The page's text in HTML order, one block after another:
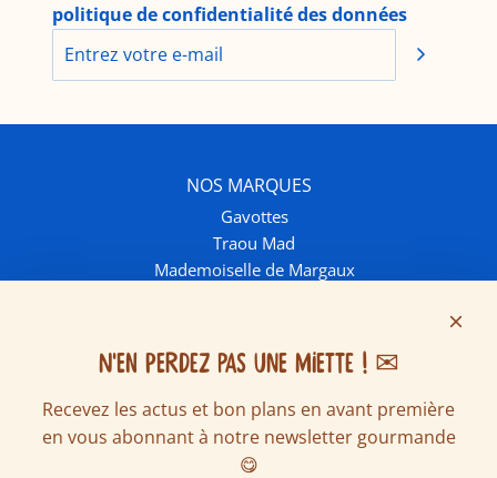
politique de confidentialité des données
NOS MARQUES
Gavottes
Traou Mad
Mademoiselle de Margaux
Livraison et frais de port
Ventes écoles & associations
Nous rejoindre
SUIVEZ NOUS SUR LES RÉSEAUX
N'EN PERDEZ PAS UNE MIETTE ! ✉
Recevez les actus et bon plans en avant première
en vous abonnant à notre newsletter gourmande
😋